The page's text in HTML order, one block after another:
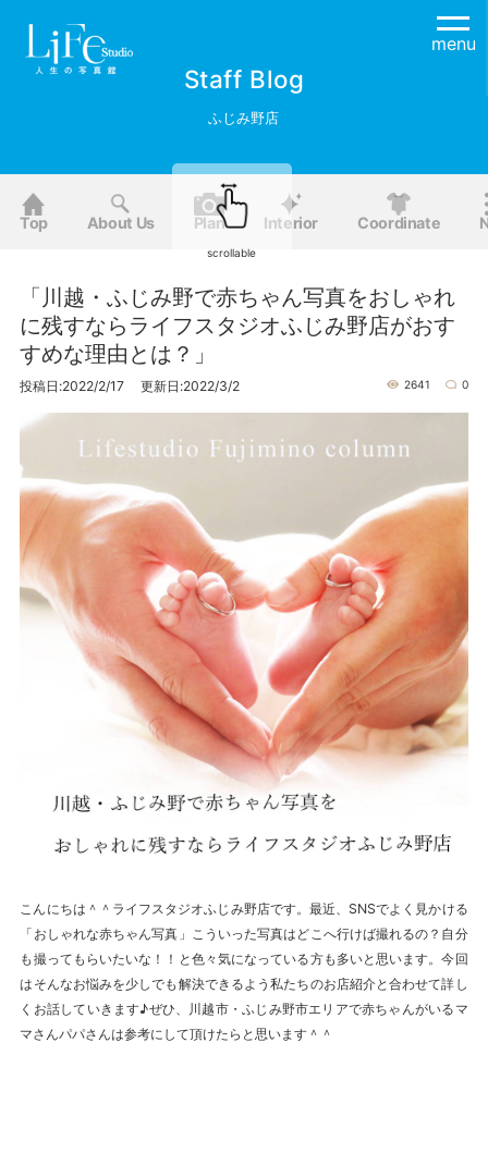
menu
Staff Blog
ふじみ野店
Top About Us Plan Interior Coordinate
「川越・ふじみ野で赤ちゃん写真をおしゃれ
に残すならライフスタジオふじみ野店がおす
すめな理由とは？」
投稿日:2022/2/17 更新日:2022/3/2 2641 0
こんにちは＾＾ライフスタジオふじみ野店です。最近、SNSでよく見かける
「おしゃれな赤ちゃん写真」こういった写真はどこへ行けば撮れるの？自分
も撮ってもらいたいな！！と色々気になっている方も多いと思います。今回
はそんなお悩みを少しでも解決できるよう私たちのお店紹介と合わせて詳し
くお話していきます♪ぜひ、川越市・ふじみ野市エリアで赤ちゃんがいるマ
マさんパパさんは参考にして頂けたらと思います＾＾